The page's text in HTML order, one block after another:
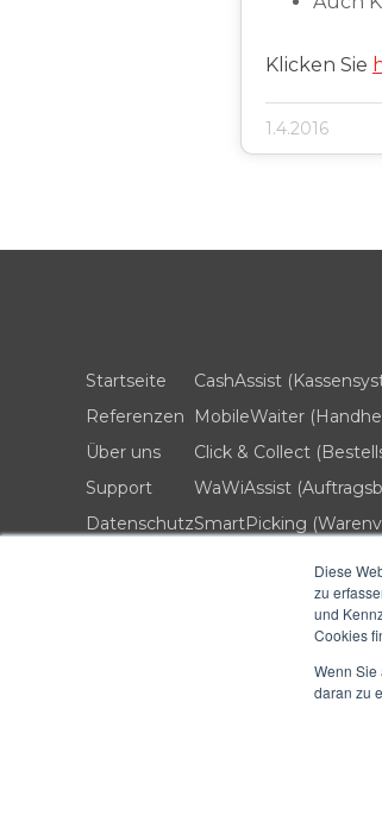
Diese
zu
und
Cookies
Wenn Sie
daran zu
Klicken Sie
1.4.2016
Startseite
Referenzen
Über uns
Support
Datenschutz
CashAssist
MobileWaiter
Click & Collect
WaWiAssist
SmartPicking
ZusätzlicheProdukte